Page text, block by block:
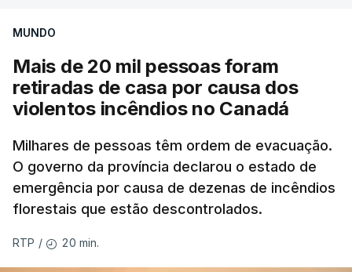
MUNDO
Mais de 20 mil pessoas foram
retiradas de casa por causa dos
violentos incêndios no Canadá
Milhares de pessoas têm ordem de evacuação.
O governo da província declarou o estado de
emergência por causa de dezenas de incêndios
florestais que estão descontrolados.
RTP / 20 min.